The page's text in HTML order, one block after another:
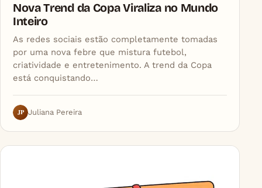
Nova Trend da Copa Viraliza no Mundo
Inteiro
As redes sociais estão completamente tomadas
por uma nova febre que mistura futebol,
criatividade e entretenimento. A trend da Copa
está conquistando…
JP Juliana Pereira